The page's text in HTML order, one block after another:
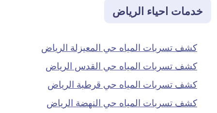
خدمات احياء الرياض
كشف تسربات المياه حي المعيزلة الرياض
كشف تسربات المياه حي القدس الرياض
كشف تسربات المياه حي قرطبة الرياض
كشف تسربات المياه حي النهضة الرياض